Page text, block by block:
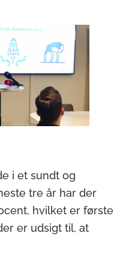
i et sundt og
tre år har der
hvilket er første
er udsigt til, at